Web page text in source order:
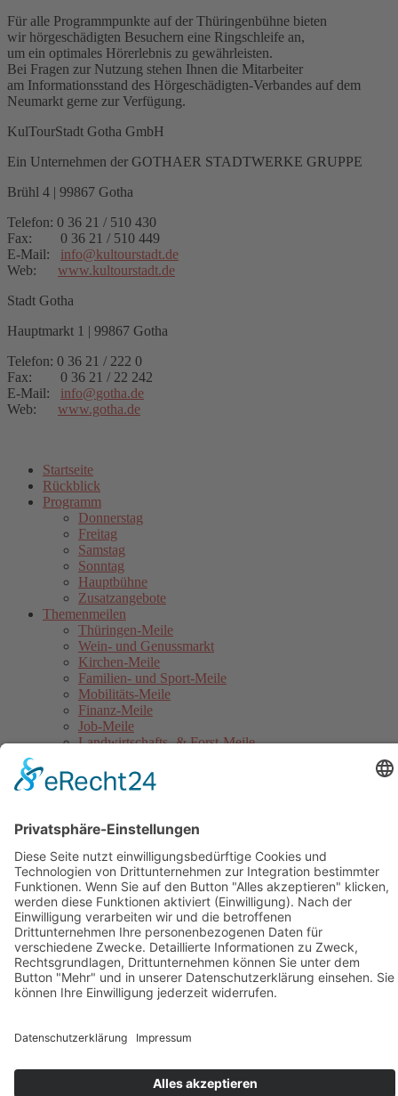
Für alle Programmpunkte auf der Thüringenbühne bieten
wir hörgeschädigten Besuchern eine Ringschleife an,
um ein optimales Hörerlebnis zu gewährleisten.
Bei Fragen zur Nutzung stehen Ihnen die Mitarbeiter
am Informationsstand des Hörgeschädigten-Verbandes auf dem
Neumarkt gerne zur Verfügung.
KulTourStadt Gotha GmbH
Ein Unternehmen der GOTHAER STADTWERKE GRUPPE
Brühl 4 | 99867 Gotha
Telefon: 0 36 21 / 510 430
Fax: 0 36 21 / 510 449
E-Mail: info@kultourstadt.de
Web: www.kultourstadt.de
Stadt Gotha
Hauptmarkt 1 | 99867 Gotha
Telefon: 0 36 21 / 222 0
Fax: 0 36 21 / 22 242
E-Mail: info@gotha.de
Web: www.gotha.de
Startseite
Rückblick
Programm
Donnerstag
Freitag
Samstag
Sonntag
Hauptbühne
Zusatzangebote
Themenmeilen
Thüringen-Meile
Wein- und Genussmarkt
Kirchen-Meile
Familien- und Sport-Meile
Mobilitäts-Meile
Finanz-Meile
Job-Meile
Landwirtschafts- & Forst-Meile
Blaulicht-Meile
Politik- & Europa-Meile
Festumzug
Service
Hinweise für Anwohner
Touristinformation
Anfahrt
Sicherheitshinweise
Veranstaltungsordnung
Kontakt
Übersichtskarte Thüringentag
Barrierefreie Karte
Sponsoren
Pressebereich
Datenschutz